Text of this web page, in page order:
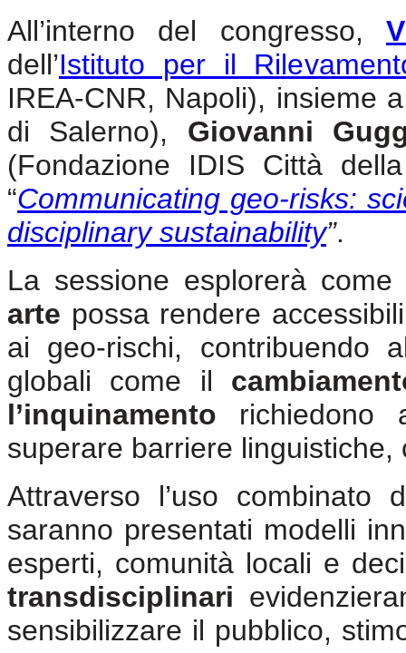
All’interno del congresso,
dell’Istituto per il
IREA-CNR, Napoli), insieme
di Salerno), Giovanni
(Fondazione IDIS Città
“Communicating geo-risks:
disciplinary sustainability”.
La sessione esplorerà
arte possa rendere
ai geo-rischi, contribuendo
globali come il
l’inquinamento richiedono
superare barriere linguistiche,
Attraverso l’uso combinato
saranno presentati modelli
esperti, comunità locali e
transdisciplinari
sensibilizzare il pubblico,